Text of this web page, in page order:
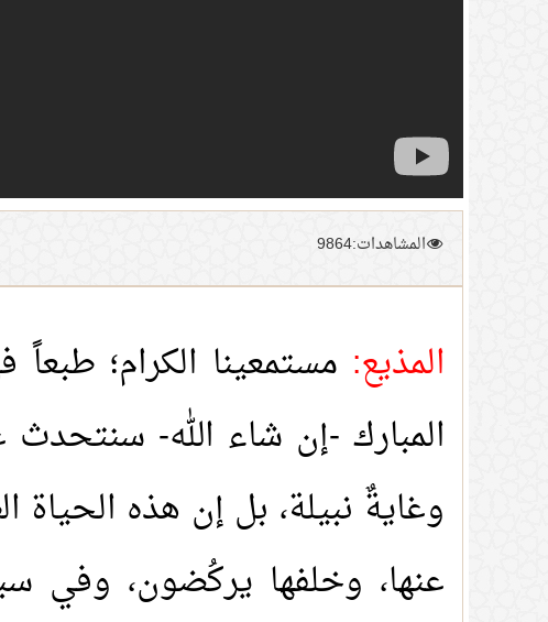
المشاهدات:9864
المذيع: مستمعينا الكرام؛
المبارك -إن شاء الله-
وغايةٌ نبيلة، بل إن هذه
عنها، وخلفها يركُضون، وفي